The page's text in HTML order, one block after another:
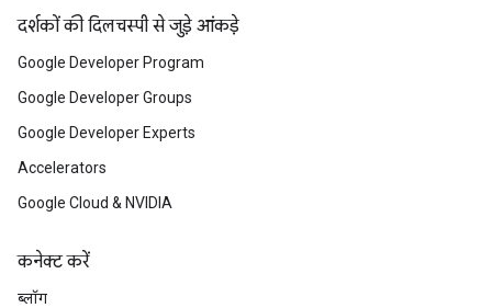
दर्शकों की दिलचस्पी से जुड़े आंकड़े
Google Developer Program
Google Developer Groups
Google Developer Experts
Accelerators
Google Cloud & NVIDIA
कनेक्ट करें
ब्लॉग